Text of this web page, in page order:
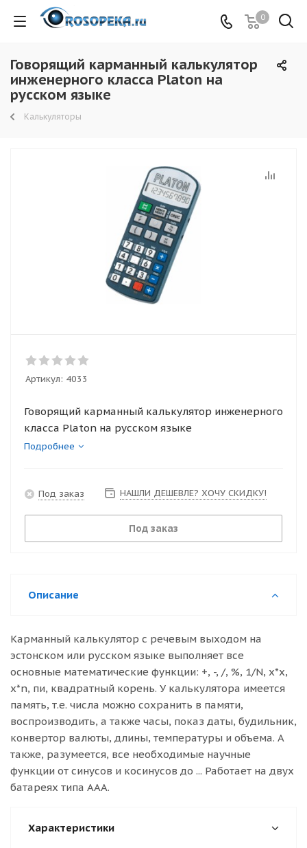
0
Говорящий карманный калькулятор
инженерного класса Platon на
русском языке
Калькуляторы
Артикул: 4033
Говорящий карманный калькулятор инженерного
класса Platon на русском языке
Подробнее
Под заказ НАШЛИ ДЕШЕВЛЕ? ХОЧУ СКИДКУ!
Под заказ
Описание
Карманный калькулятор с речевым выходом на
эстонском или русском языке выполняет все
основные математические функции: +, -, /, %, 1/N, x*x,
x*n, пи, квадратный корень. У калькулятора имеется
память, т.е. числа можно сохранить в памяти,
воспроизводить, а также часы, показ даты, будильник,
конвертор валюты, длины, температуры и объема. А
также, разумеется, все необходимые научные
функции от синусов и косинусов до ... Работает на двух
батареях типа AAA.
Характеристики